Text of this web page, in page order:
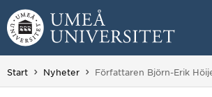
Hoppa direkt till innehållet
Huvudmenyn dold.
Start Nyheter Du är här:
Författaren Björn-Erik